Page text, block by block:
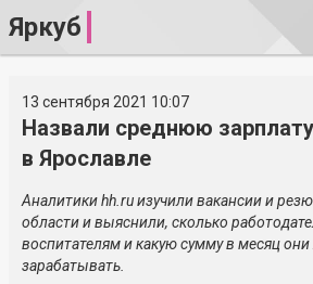
Яркуб
13 сентября 2021 10:07
Назвали среднюю
в Ярославле
Аналитики hh.ru изучили вакансии и
области и выяснили, сколько
воспитателям и какую сумму в месяц
зарабатывать.